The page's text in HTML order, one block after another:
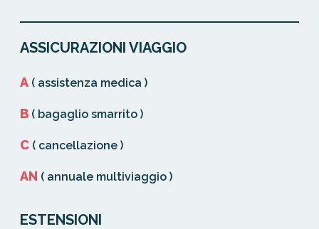
ASSICURAZIONI VIAGGIO
A ( assistenza medica )
B ( bagaglio smarrito )
C ( cancellazione )
AN ( annuale multiviaggio )
ESTENSIONI